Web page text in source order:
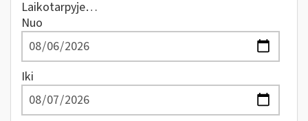
Laikotarpyje…
Nuo
Iki